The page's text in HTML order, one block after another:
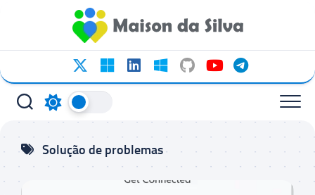
conteúdo
Solução de problemas